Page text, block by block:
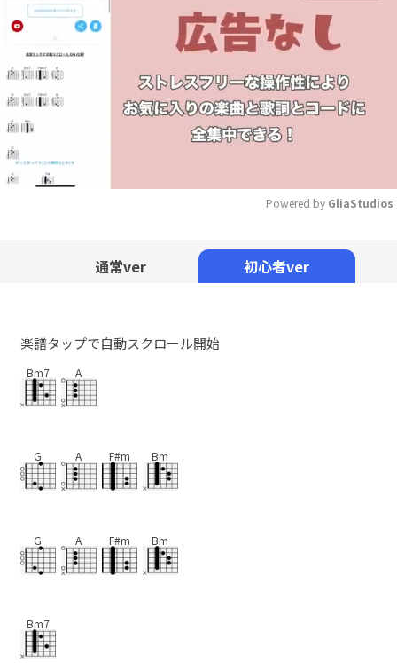
Powered by GliaStudios
通常ver 初心者ver
楽譜タップで自動スクロール開始
Bm7 A
G A F#m Bm
G A F#m Bm
Bm7